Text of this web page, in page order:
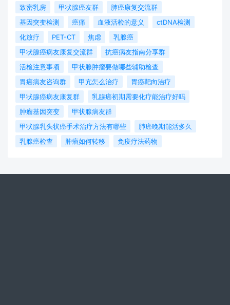
致密乳房
甲状腺癌友群
肺癌康复交流群
基因突变检测
癌痛 血液活检的意义
ctDNA检测
化放疗
PET-CT 焦虑
乳腺癌
甲状腺癌病友康复交流群
抗癌病友指南分享群
活检注意事项
甲状腺肿瘤要做哪些辅助检查
胃癌病友咨询群
甲亢怎么治疗
胃癌靶向治疗
甲状腺癌病友康复群
乳腺癌初期需要化疗能治疗好吗
肿瘤基因突变
甲状腺病友群
甲状腺乳头状癌手术治疗方法有哪些
肺癌晚期能活多久
乳腺癌检查
肿瘤如何转移 免疫疗法药物